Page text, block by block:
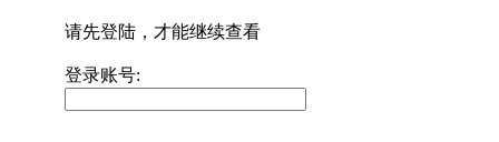
请先登陆，才能继续查看
登录账号: